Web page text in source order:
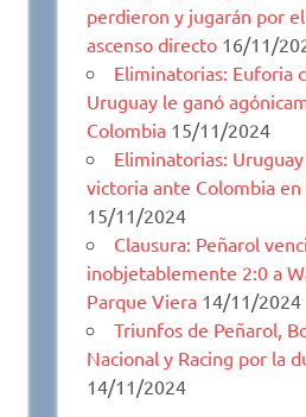
perdieron y jugarán por
ascenso directo 16/11/
Eliminatorias: Euforia
Uruguay le ganó
Colombia 15/11/2024
Eliminatorias:
victoria ante Colombia en
15/11/2024
Clausura: Peñarol
inobjetablemente 2:0 a
Parque Viera 14/11/2024
Triunfos de Peñarol,
Nacional y Racing por la
14/11/2024